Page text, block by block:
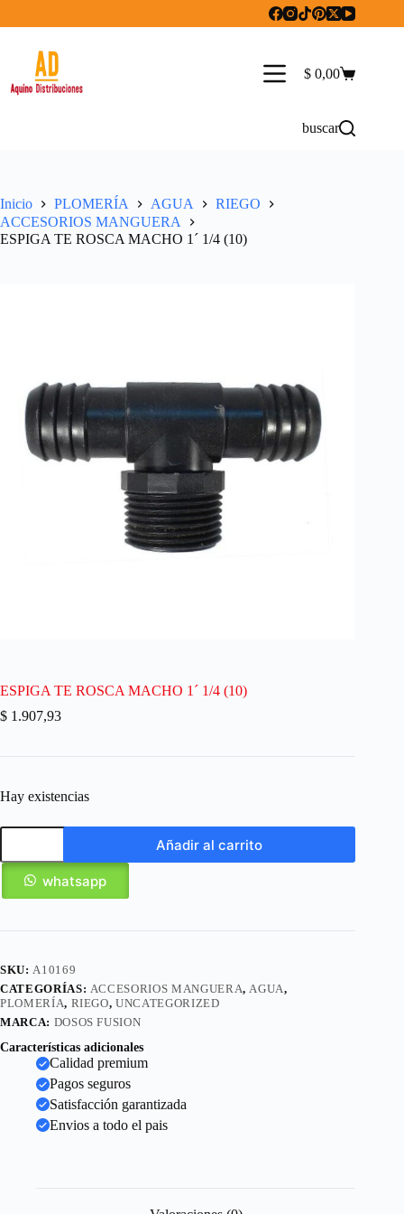
Carro
$ 0,00
buscar
Inicio PLOMERÍA AGUA
RIEGO
ACCESORIOS MANGUERA
ESPIGA TE ROSCA MACHO 1´ 1/4 (10)
ESPIGA TE ROSCA MACHO 1´ 1/4 (10)
$ 1.907,93
Hay existencias
Añadir al carrito
whatsapp
SKU:A10169
CATEGORÍAS: ACCESORIOS MANGUERA,AGUA,
PLOMERÍA, RIEGO,UNCATEGORIZED
MARCA: DOSOS FUSION
Características adicionales
Calidad premium
Pagos seguros
Satisfacción garantizada
Envios a todo el pais